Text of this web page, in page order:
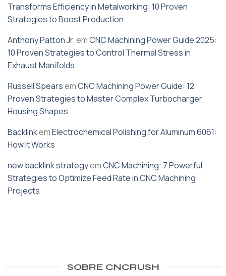
Transforms Efficiency in Metalworking: 10 Proven
Strategies to Boost Production
Anthony Patton Jr.emCNC Machining Power Guide 2025:
10 Proven Strategies to Control Thermal Stress in
Exhaust Manifolds
Russell SpearsemCNC Machining Power Guide: 12
Proven Strategies to Master Complex Turbocharger
Housing Shapes
BacklinkemElectrochemical Polishing for Aluminum 6061:
How It Works
new backlink strategyemCNC Machining: 7 Powerful
Strategies to Optimize Feed Rate in CNC Machining
Projects
SOBRE CNCRUSH